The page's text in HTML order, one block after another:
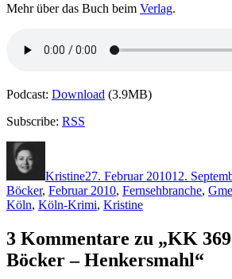
Mehr über das Buch beim Verlag.
Podcast: Download (3.9MB)
Subscribe: RSS
Kristine27. Februar 201012.
Böcker, Februar 2010, Fernsehbranche,
Köln, Köln-Krimi, Kristine
3 Kommentare zu „KK
Böcker – Henkersmahl“